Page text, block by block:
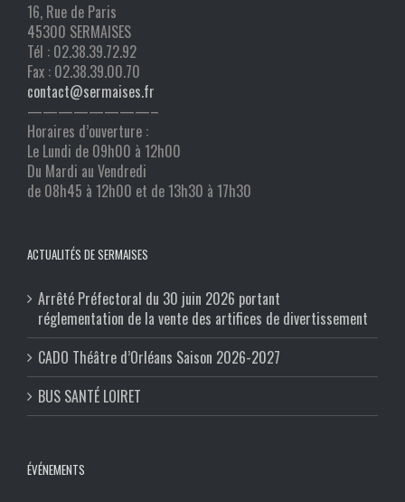
16, Rue de Paris
45300 SERMAISES
Tél : 02.38.39.72.92
Fax : 02.38.39.00.70
contact@sermaises.fr
————————–
Horaires d’ouverture :
Le Lundi de 09h00 à 12h00
Du Mardi au Vendredi
de 08h45 à 12h00 et de 13h30 à 17h30
ACTUALITÉS DE SERMAISES
Arrêté Préfectoral du 30 juin 2026 portant
réglementation de la vente des artifices de divertissement
CADO Théâtre d’Orléans Saison 2026-2027
BUS SANTÉ LOIRET
ÉVÉNEMENTS